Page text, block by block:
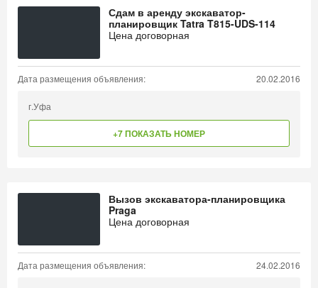
Сдам в аренду экскаватор-
планировщик Tatra T815-UDS-114
Цена договорная
Дата размещения объявления: 20.02.2016
г.Уфа
+7 ПОКАЗАТЬ НОМЕР
Вызов экскаватора-планировщика
Praga
Цена договорная
Дата размещения объявления: 24.02.2016